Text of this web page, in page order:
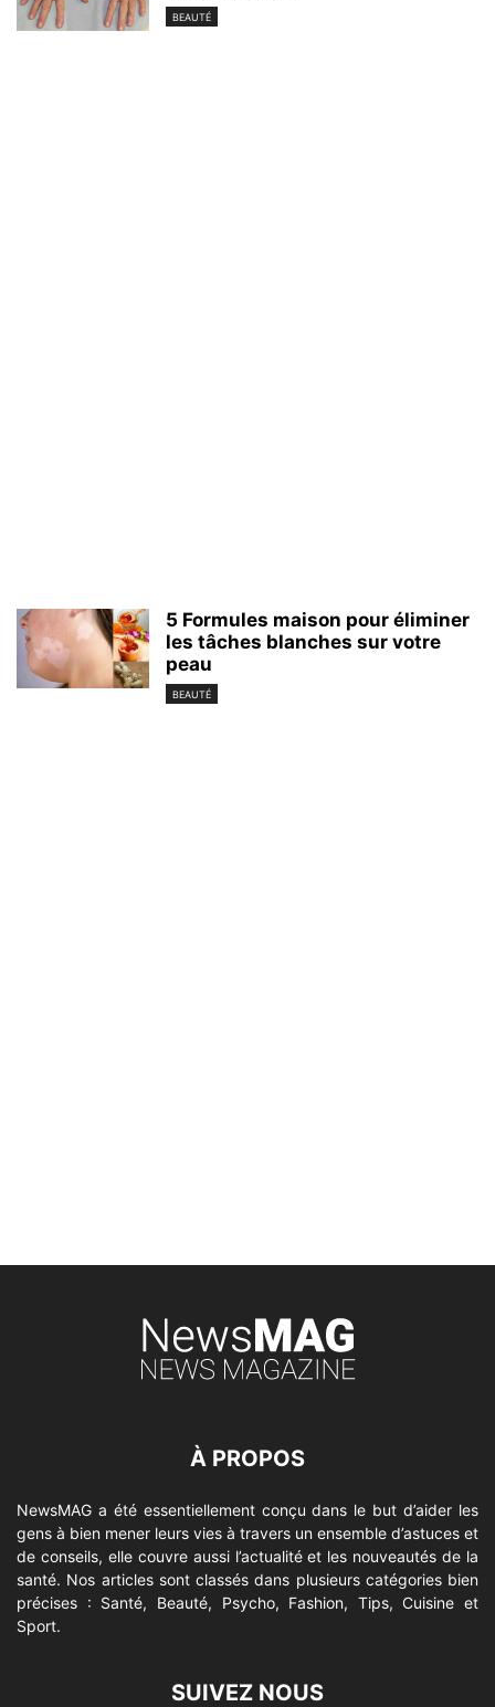
BEAUTÉ
5 Formules maison pour éliminer
les tâches blanches sur votre
peau
BEAUTÉ
À PROPOS
NewsMAG a été essentiellement conçu dans le but d’aider les
gens à bien mener leurs vies à travers un ensemble d’astuces et
de conseils, elle couvre aussi l’actualité et les nouveautés de la
santé. Nos articles sont classés dans plusieurs catégories bien
précises : Santé, Beauté, Psycho, Fashion, Tips, Cuisine et
Sport.
SUIVEZ NOUS